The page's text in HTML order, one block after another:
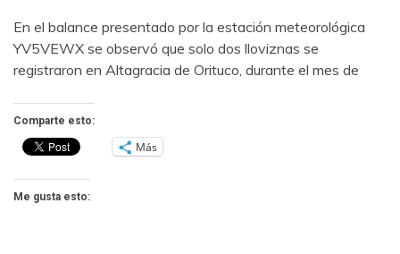
En el balance presentado por la estación meteorológica
YV5VEWX se observó que solo dos lloviznas se
registraron en Altagracia de Orituco, durante el mes de
Comparte esto:
Más
Me gusta esto: